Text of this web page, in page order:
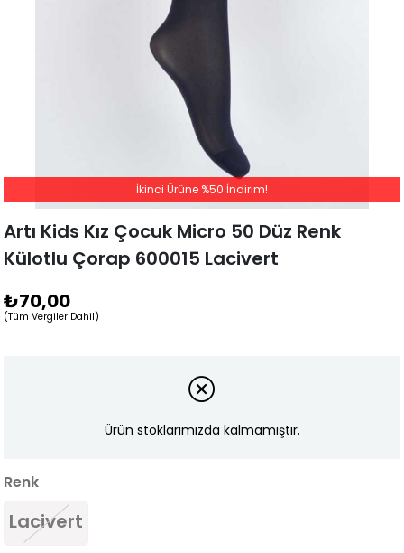
Artı Kids Kız Çocuk Micro 50 Düz Renk
Külotlu Çorap 600015 Lacivert
₺70,00
(Tüm Vergiler Dahil)
İkinci Ürüne %50 İndirim!
Ürün stoklarımızda kalmamıştır.
Renk
Lacivert